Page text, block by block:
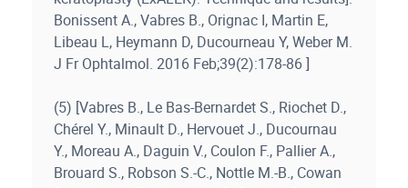
Bonissent A., Vabres B., Orignac I, Martin E,
Libeau L, Heymann D, Ducourneau Y, Weber M.
J Fr Ophtalmol. 2016 Feb;39(2):178-86 ]
(5) [Vabres B., Le Bas-Bernardet S., Riochet D.,
Chérel Y., Minault D., Hervouet J., Ducournau
Y., Moreau A., Daguin V., Coulon F., Pallier A.,
Brouard S., Robson S.-C., Nottle M.-B., Cowan